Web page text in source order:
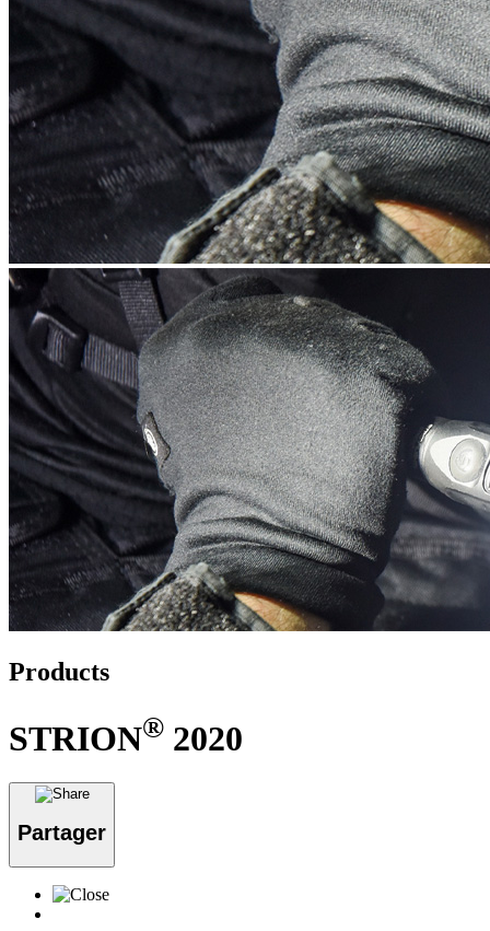
Products
STRION® 2020
Partager